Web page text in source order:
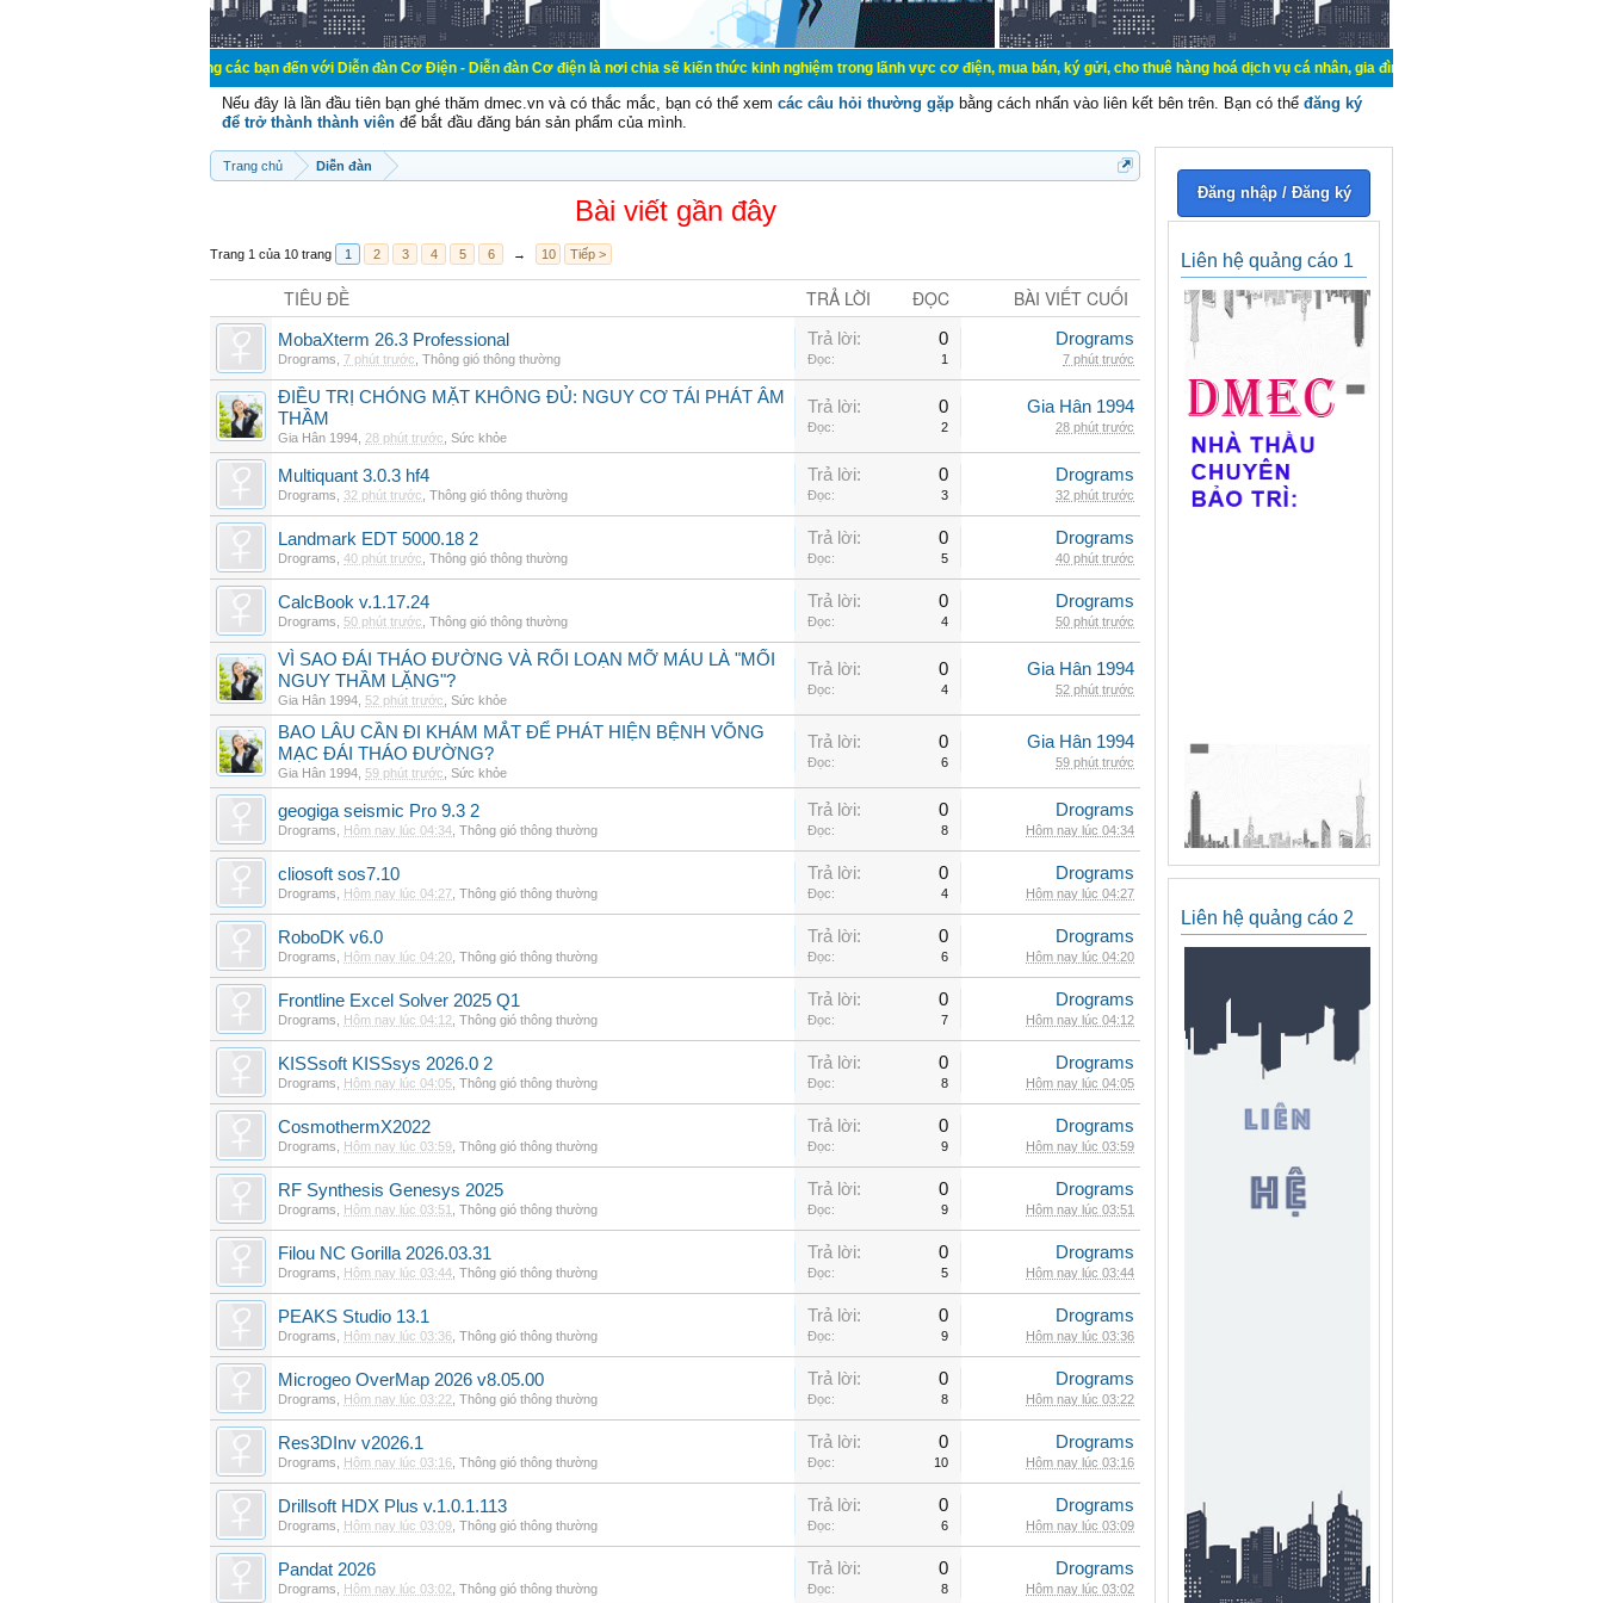
Chào mừng các bạn đến với Diễn đàn Cơ Điện - Diễn đàn Cơ điện là nơi chia sẽ kiến thức kinh nghiệm trong lãnh vực cơ điện, mua bán, ký gửi, cho thuê hàng hoá dịch vụ cá nhân, gia đình. Mua bán, ký gửi, cho thuê thiết
Nếu đây là lần đầu tiên bạn ghé thăm dmec.vn và có thắc mắc, bạn có thể xem các câu hỏi thường gặp bằng cách nhấn vào liên kết bên trên. Bạn có thể đăng ký
để trở thành thành viên để bắt đầu đăng bán sản phẩm của mình.
Trang chủ Diễn đàn
Bài viết gần đây
Trang 1 của 10 trang 1 2 3 4 5 6 → 10 Tiếp >
TIÊU ĐỀ TRẢ LỜI ĐỌC BÀI VIẾT CUỐI
MobaXterm 26.3 Professional
Drograms 7 phút trước Thông gió thông thường
Trả lời: 0
Đọc: 1
Drograms
7 phút trước
ĐIỀU TRỊ CHÓNG MẶT KHÔNG ĐỦ: NGUY CƠ TÁI PHÁT ÂM
THẦM
Gia Hân 1994 28 phút trước Sức khỏe
Trả lời: 0
Đọc: 2
Gia Hân 1994
28 phút trước
Multiquant 3.0.3 hf4
Drograms 32 phút trước Thông gió thông thường
Trả lời: 0
Đọc: 3
Drograms
32 phút trước
Landmark EDT 5000.18 2
Drograms 40 phút trước Thông gió thông thường
Trả lời: 0
Đọc: 5
Drograms
40 phút trước
CalcBook v.1.17.24
Drograms 50 phút trước Thông gió thông thường
Trả lời: 0
Đọc: 4
Drograms
50 phút trước
VÌ SAO ĐÁI THÁO ĐƯỜNG VÀ RỐI LOẠN MỠ MÁU LÀ "MỐI
NGUY THẦM LẶNG"?
Gia Hân 1994 52 phút trước Sức khỏe
Trả lời: 0
Đọc: 4
Gia Hân 1994
52 phút trước
BAO LÂU CẦN ĐI KHÁM MẮT ĐỂ PHÁT HIỆN BỆNH VÕNG
MẠC ĐÁI THÁO ĐƯỜNG?
Gia Hân 1994 59 phút trước Sức khỏe
Trả lời: 0
Đọc: 6
Gia Hân 1994
59 phút trước
geogiga seismic Pro 9.3 2
Drograms Hôm nay lúc 04:34 Thông gió thông thường
Trả lời: 0
Đọc: 8
Drograms
Hôm nay lúc 04:34
cliosoft sos7.10
Drograms Hôm nay lúc 04:27 Thông gió thông thường
Trả lời: 0
Đọc: 4
Drograms
Hôm nay lúc 04:27
RoboDK v6.0
Drograms Hôm nay lúc 04:20 Thông gió thông thường
Trả lời: 0
Đọc: 6
Drograms
Hôm nay lúc 04:20
Frontline Excel Solver 2025 Q1
Drograms Hôm nay lúc 04:12 Thông gió thông thường
Trả lời: 0
Đọc: 7
Drograms
Hôm nay lúc 04:12
KISSsoft KISSsys 2026.0 2
Drograms Hôm nay lúc 04:05 Thông gió thông thường
Trả lời: 0
Đọc: 8
Drograms
Hôm nay lúc 04:05
CosmothermX2022
Drograms Hôm nay lúc 03:59 Thông gió thông thường
Trả lời: 0
Đọc: 9
Drograms
Hôm nay lúc 03:59
RF Synthesis Genesys 2025
Drograms Hôm nay lúc 03:51 Thông gió thông thường
Trả lời: 0
Đọc: 9
Drograms
Hôm nay lúc 03:51
Filou NC Gorilla 2026.03.31
Drograms Hôm nay lúc 03:44 Thông gió thông thường
Trả lời: 0
Đọc: 5
Drograms
Hôm nay lúc 03:44
PEAKS Studio 13.1
Drograms Hôm nay lúc 03:36 Thông gió thông thường
Trả lời: 0
Đọc: 9
Drograms
Hôm nay lúc 03:36
Microgeo OverMap 2026 v8.05.00
Drograms Hôm nay lúc 03:22 Thông gió thông thường
Trả lời: 0
Đọc: 8
Drograms
Hôm nay lúc 03:22
Res3DInv v2026.1
Drograms Hôm nay lúc 03:16 Thông gió thông thường
Trả lời: 0
Đọc: 10
Drograms
Hôm nay lúc 03:16
Drillsoft HDX Plus v.1.0.1.113
Drograms Hôm nay lúc 03:09 Thông gió thông thường
Trả lời: 0
Đọc: 6
Drograms
Hôm nay lúc 03:09
Pandat 2026
Drograms Hôm nay lúc 03:02 Thông gió thông thường
Trả lời: 0
Đọc: 8
Drograms
Hôm nay lúc 03:02
Đăng nhập / Đăng ký
Liên hệ quảng cáo 1
Liên hệ quảng cáo 2